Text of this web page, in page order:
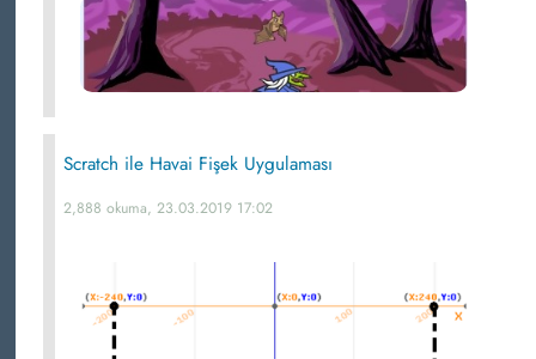
Scratch ile Havai Fişek Uygulaması
2,888 okuma, 23.03.2019 17:02